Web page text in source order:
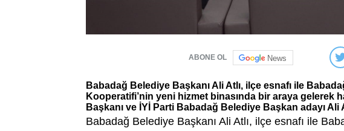
ABONE OL News
Babadağ Belediye Başkanı Ali Atlı, ilçe esnafı ile
Kooperatifi’nin yeni hizmet binasında bir araya gelerek
Başkanı ve İYİ Parti Babadağ Belediye Başkan adayı Ali
Babadağ Belediye Başkanı Ali Atlı, ilçe esnafı ile